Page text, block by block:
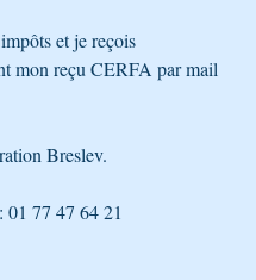
et je reçois
mon reçu CERFA par mail
Breslev.
: 01 77 47 64 21